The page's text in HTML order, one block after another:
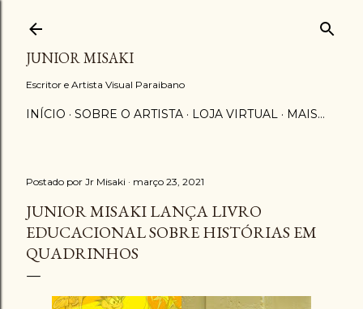
JUNIOR MISAKI
Escritor e Artista Visual Paraibano
INÍCIO SOBRE O ARTISTA LOJA VIRTUAL MAIS…
Postado por Jr Misaki março 23, 2021
JUNIOR MISAKI LANÇA LIVRO
EDUCACIONAL SOBRE HISTÓRIAS EM
QUADRINHOS